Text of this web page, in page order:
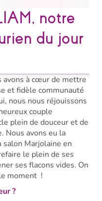
notre
du jour
avons à cœur de mettre
et fidèle communauté
nous nous réjouissons
couple
plein de douceur et de
Nous avons eu la
salon Marjolaine en
le plein de ses
ses flacons vides. On
moment !
?